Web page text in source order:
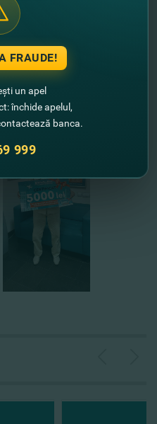
FRAUDE!
un apel
închide apelul,
banca.
999